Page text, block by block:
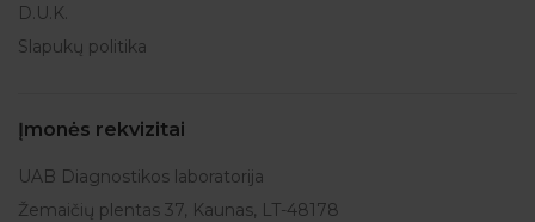
D.U.K.
Slapukų politika
Įmonės rekvizitai
UAB Diagnostikos laboratorija
Žemaičių plentas 37, Kaunas, LT-48178